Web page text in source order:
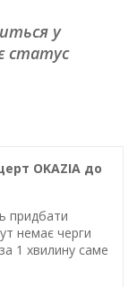
у
статус
OKAZIA до
придбати
немає черги
1 хвилину саме